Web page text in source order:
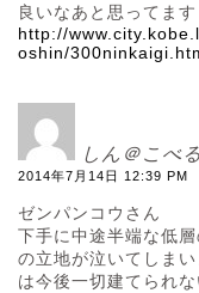
良いなあと思ってます
http://
oshin/
しん＠こべ
2014年7月14日 12:39 PM
ゼンパンコウさん
下手に中途半端な低
の立地が泣いてしま
は今後一切建てられ